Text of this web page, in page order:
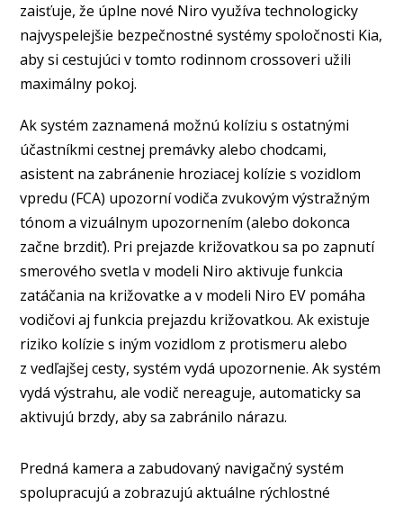
zaisťuje, že úplne nové Niro využíva technologicky
najvyspelejšie bezpečnostné systémy spoločnosti Kia,
aby si cestujúci v tomto rodinnom crossoveri užili
maximálny pokoj.
Ak systém zaznamená možnú kolíziu s ostatnými
účastníkmi cestnej premávky alebo chodcami,
asistent na zabránenie hroziacej kolízie s vozidlom
vpredu (FCA) upozorní vodiča zvukovým výstražným
tónom a vizuálnym upozornením (alebo dokonca
začne brzdiť). Pri prejazde križovatkou sa po zapnutí
smerového svetla v modeli Niro aktivuje funkcia
zatáčania na križovatke a v modeli Niro EV pomáha
vodičovi aj funkcia prejazdu križovatkou. Ak existuje
riziko kolízie s iným vozidlom z protismeru alebo
z vedľajšej cesty, systém vydá upozornenie. Ak systém
vydá výstrahu, ale vodič nereaguje, automaticky sa
aktivujú brzdy, aby sa zabránilo nárazu.
Predná kamera a zabudovaný navigačný systém
spolupracujú a zobrazujú aktuálne rýchlostné